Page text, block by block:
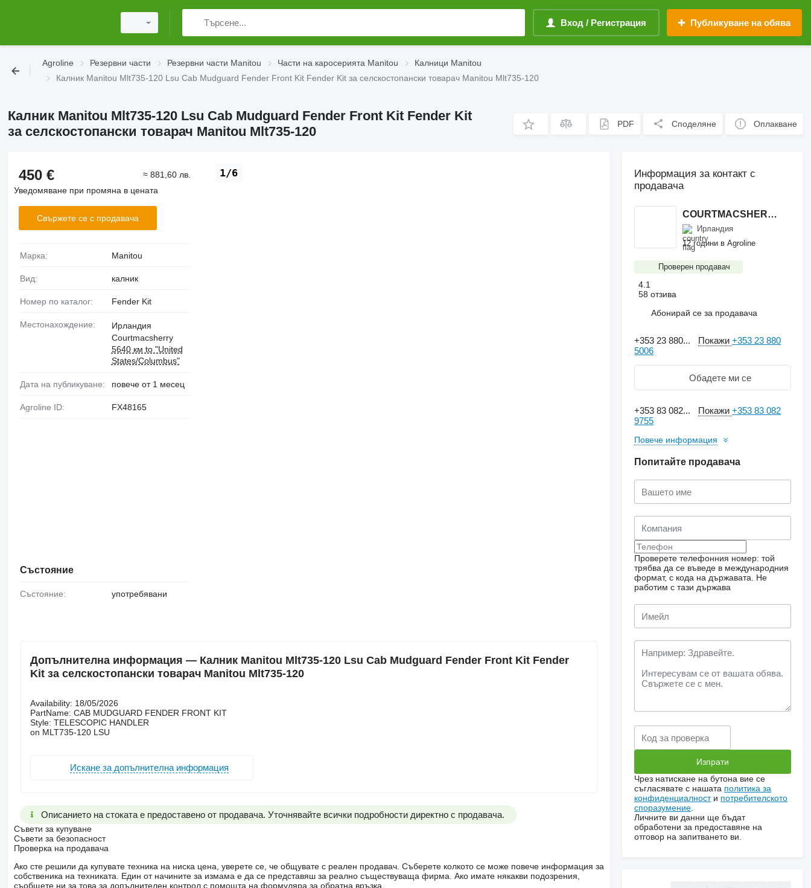
Вход / Регистрация Публикуване на обява
Agroline Резервни части Резервни части Manitou Части на каросерията Manitou
Калници Manitou
Калник Manitou Mlt735-120 Lsu Cab Mudguard Fender Front Kit Fender Kit за селскостопански товарач Manitou Mlt735-120
Калник Manitou Mlt735-120 Lsu Cab Mudguard Fender Front Kit Fender Kit
за селскостопански товарач Manitou Mlt735-120
PDF Споделяне Оплакване
1/6
450 €
≈ 881,60 лв.
Уведомяване при промяна в цената
Свържете се с продавача
Марка: Manitou
Вид: калник
Номер по каталог: Fender Kit
Местонахождение:
Ирландия
Courtmacsherry
5640 км to "United
States/Columbus"
Дата на публикуване: повече от 1 месец
Agroline ID: FX48165
Състояние
Състояние: употребявани
Допълнителна информация — Калник Manitou Mlt735-120 Lsu Cab Mudguard Fender Front Kit Fender
Kit за селскостопански товарач Manitou Mlt735-120
Availability: 18/05/2026
PartName: CAB MUDGUARD FENDER FRONT KIT
Style: TELESCOPIC HANDLER
on MLT735-120 LSU
Искане за допълнителна информация
Описанието на стоката е предоставено от продавача. Уточнявайте всички подробности директно с продавача.
Съвети за купуване
Съвети за безопасност
Проверка на продавача
Ако сте решили да купувате техника на ниска цена, уверете се, че общувате с реален продавач. Съберете колкото се може повече информация за
собственика на техниката. Един от начините за измама е да се представяш за реално съществуваща фирма. Ако имате някакви подозрения,
съобщете ни за това за допълнителен контрол с помощта на формуляра за обратна връзка.
Информация за контакт с
продавача
COURTMACSHERRY MACHINERY LTD
Ирландия
12 години в Agroline
Проверен продавач
4.1
58 отзива
Абонирай се за продавача
+353 23 880... Покажи+353 23 880
5006
Обадете ми се
+353 83 082... Покажи+353 83 082
9755
Повече информация
Попитайте продавача
Проверете телефонния номер: той
трябва да се въведе в международния
формат, с кода на държавата.
Не
работим с тази държава
Чрез натискане на бутона вие се
съгласявате с нашата политика за
конфиденциалности потребителското
споразумение
Личните ви данни ще бъдат
обработени за предоставяне на
отговор на запитването ви.